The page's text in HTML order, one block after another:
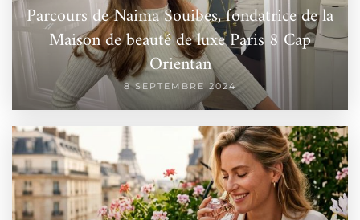
Parcours de Naima Souibes, fondatrice de la
Maison de beauté de luxe Paris 8 Cap
Orientan
8 SEPTEMBRE 2024